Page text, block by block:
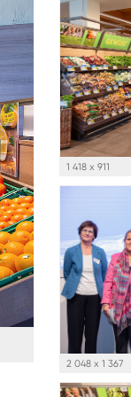
1 418 x 911
2 048 x 1 367